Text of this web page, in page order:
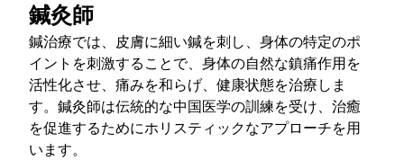
鍼灸師
鍼治療では、皮膚に細い鍼を刺し、身体の特定のポ
イントを刺激することで、身体の自然な鎮痛作用を
活性化させ、痛みを和らげ、健康状態を治療しま
す。鍼灸師は伝統的な中国医学の訓練を受け、治癒
を促進するためにホリスティックなアプローチを用
います。